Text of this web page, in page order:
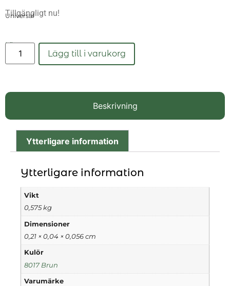
Tillgängligt nu!
Universal
Läs mer
Lägg till i varukorg
Beskrivning
Ytterligare information
Ytterligare information
Vikt
0,575 kg
Dimensioner
0,21 × 0,04 × 0,056 cm
Kulör
8017 Brun
Varumärke